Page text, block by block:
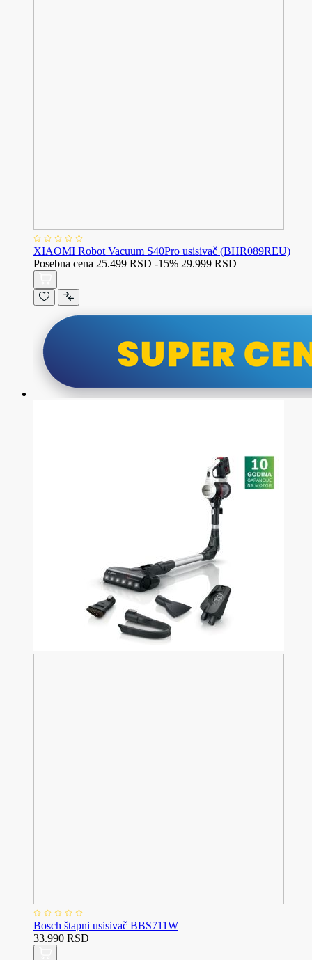
XIAOMI Robot Vacuum S40Pro usisivač (BHR089REU)
Posebna cena 25.499 RSD -15% 29.999 RSD
Bosch štapni usisivač BBS711W
33.990 RSD